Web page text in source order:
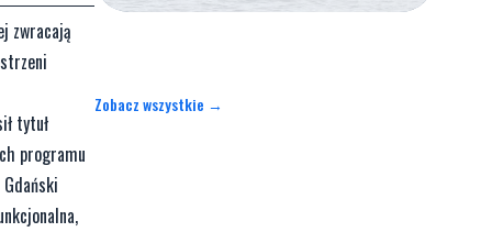
zwracają
tytuł
programu
Zobacz wszystkie →